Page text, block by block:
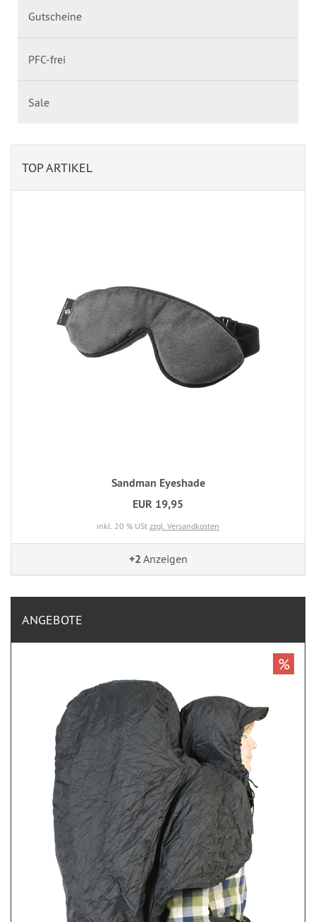
Gutscheine
PFC-frei
Sale
TOP ARTIKEL
Sandman Eyeshade
EUR 19,95
inkl. 20 % USt zzgl. Versandkosten
+2 Anzeigen
ANGEBOTE
%